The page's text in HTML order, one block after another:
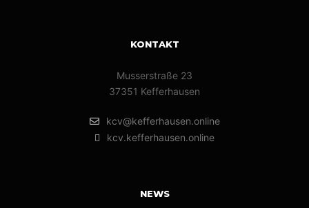
KONTAKT
Musserstraße 23
37351 Kefferhausen
kcv@kefferhausen.online
kcv.kefferhausen.online
NEWS